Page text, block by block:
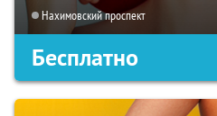
Нахимовский проспект
Бесплатно